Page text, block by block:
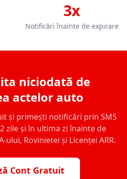
3x
Notificări înainte de expirare
niciodată de
actelor auto
și primești notificări prin SMS
zile și în ultima zi înainte de
ului, Rovinietei și Licenței ARR.
Cont Gratuit